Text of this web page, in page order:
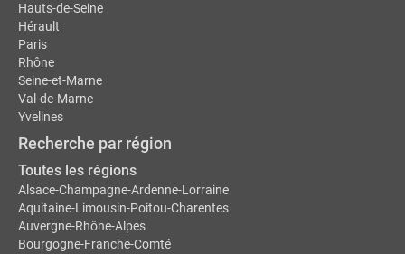
Hauts-de-Seine
Hérault
Paris
Rhône
Seine-et-Marne
Val-de-Marne
Yvelines
Recherche par région
Toutes les régions
Alsace-Champagne-Ardenne-Lorraine
Aquitaine-Limousin-Poitou-Charentes
Auvergne-Rhône-Alpes
Bourgogne-Franche-Comté